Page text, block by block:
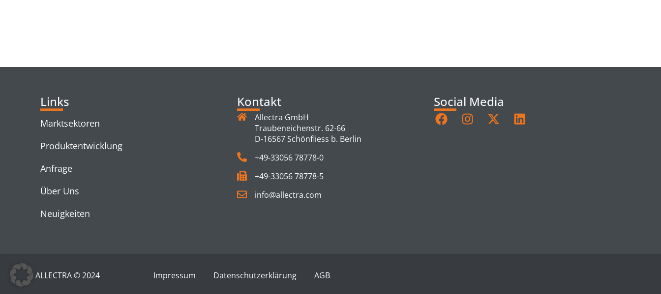
Links
Marktsektoren
Produktentwicklung
Anfrage
Über Uns
Neuigkeiten
Kontakt
Allectra GmbH
Traubeneichenstr. 62-66
D-16567 Schönfliess b. Berlin
+49-33056 78778-0
+49-33056 78778-5
info@allectra.com
Social Media
ALLECTRA © 2024 Impressum Datenschutzerklärung AGB